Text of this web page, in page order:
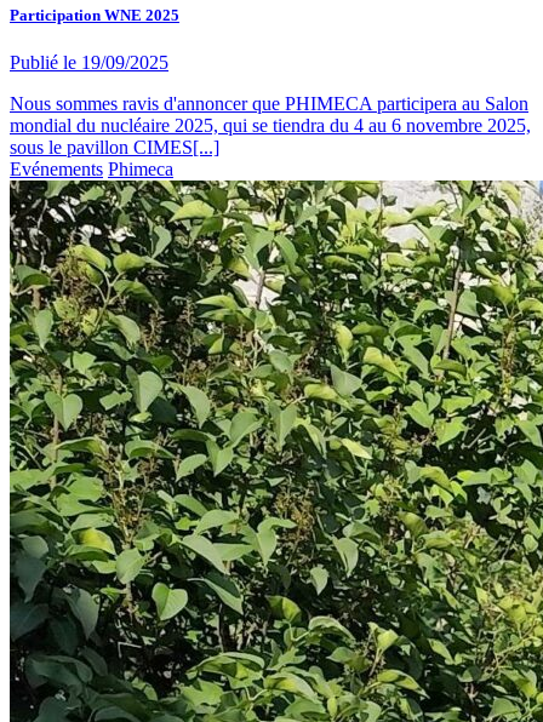
Participation WNE 2025
Publié le 19/09/2025
Nous sommes ravis d'annoncer que PHIMECA participera au Salon
mondial du nucléaire 2025, qui se tiendra du 4 au 6 novembre 2025,
sous le pavillon CIMES[...]
Evénements Phimeca